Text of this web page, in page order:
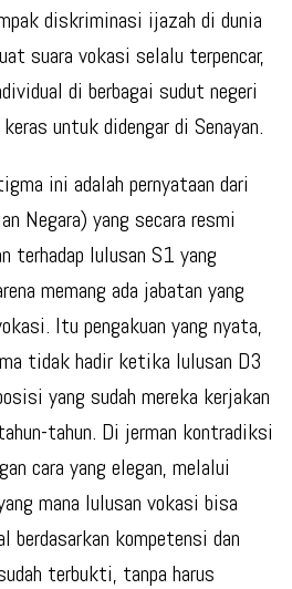
diskriminasi ijazah di dunia
suara vokasi selalu terpencar,
di berbagai sudut negeri
untuk didengar di Senayan.
ini adalah pernyataan dari
Negara) yang secara resmi
terhadap lulusan S1 yang
memang ada jabatan yang
Itu pengakuan yang nyata,
tidak hadir ketika lulusan D3
yang sudah mereka kerjakan
tahun. Di jerman kontradiksi
cara yang elegan, melalui
mana lulusan vokasi bisa
berdasarkan kompetensi dan
terbukti, tanpa harus